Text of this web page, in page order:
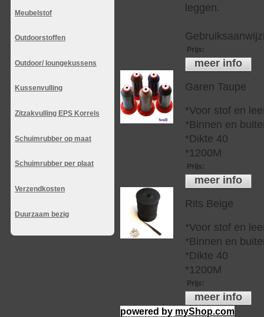
Meubelstof
Outdoorstoffen
Outdoor/ loungekussens
Kussenvulling
Zitzakvulling EPS Korrels
Schuimrubber op maat
Schuimrubber per plaat
Verzendkosten
Duurzaam bezig
leggen.
Prijs:
meer info
Garen Taupe
*Voor stof en
*Binnen en
*Dikte 40
*1200M
Prijs:
meer info
Rits Beige
*Voor stof en
*Binnen en
*Dikte 40
*1200M
Prijs:
meer info
powered by myShop.com